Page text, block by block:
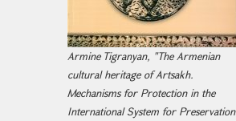
Armine Tigranyan, "The Armenian
cultural heritage of Artsakh.
Mechanisms for Protection in the
International System for Preservation